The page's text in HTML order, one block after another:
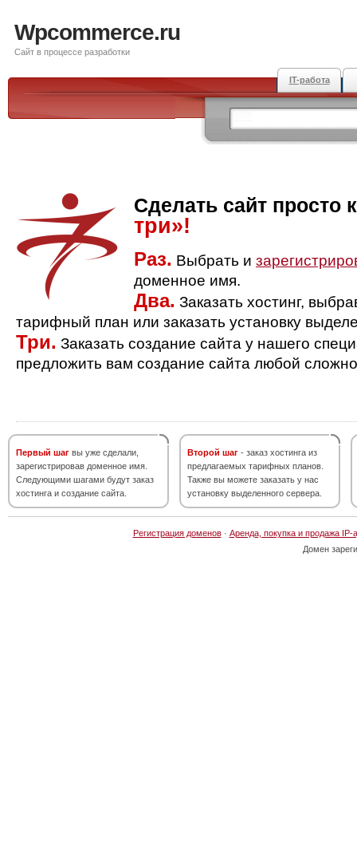
Wpcommerce.ru
Сайт в процессе разработки
IT-работа
Сделать сайт просто
три»!
Раз. Выбрать и
доменное имя.
Два. Заказать хостинг,
тарифный план или заказать установку
Три. Заказать создание сайта у нашего
предложить вам создание сайта любой
Первый шаг вы уже сделали,
зарегистрировав доменное имя.
Следующими шагами будут заказ
хостинга и создание сайта.
Второй шаг - заказ хостинга из
предлагаемых тарифных планов.
Также вы можете заказать у нас
установку выделенного сервера.
Регистрация доменов· Аренда, покупка и продажа IP-
Домен